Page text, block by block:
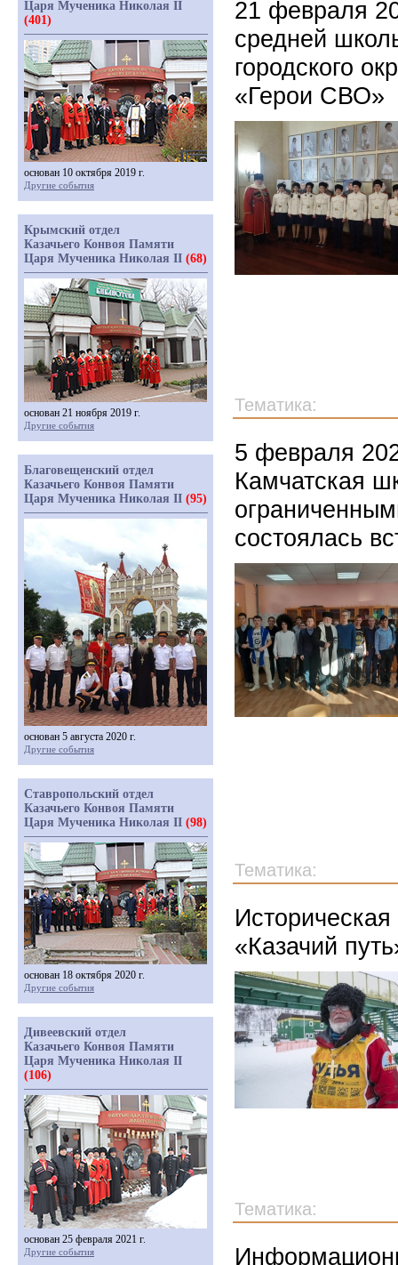
21 февраля
средней
городского
«Герои СВО»
Тематика:
5 февраля
Камчатская
состоялась
Тематика:
«Казачий
Тематика:
Царя Мученика Николая II
(401)
основан 10 октября 2019 г.
Другие события
Крымский отдел
Казачьего Конвоя Памяти
Царя Мученика Николая II (68)
основан 21 ноября 2019 г.
Другие события
Благовещенский отдел
Казачьего Конвоя Памяти
Царя Мученика Николая II (95)
основан 5 августа 2020 г.
Другие события
Ставропольский отдел
Казачьего Конвоя Памяти
Царя Мученика Николая II (98)
основан 18 октября 2020 г.
Другие события
Дивеевский отдел
Казачьего Конвоя Памяти
Царя Мученика Николая II
(106)
основан 25 февраля 2021 г.
Другие события